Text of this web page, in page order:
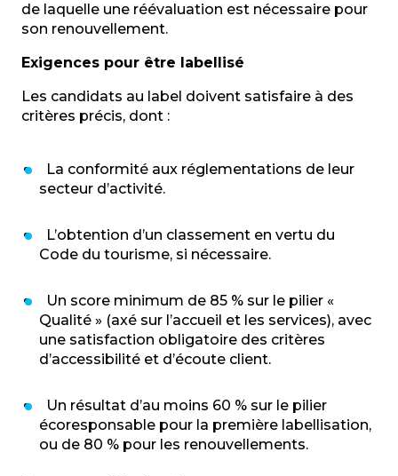
de laquelle une réévaluation est nécessaire pour
son renouvellement.
Exigences pour être labellisé
Les candidats au label doivent satisfaire à des
critères précis, dont :
La conformité aux réglementations de leur
secteur d’activité.
L’obtention d’un classement en vertu du
Code du tourisme, si nécessaire.
Un score minimum de 85 % sur le pilier «
Qualité » (axé sur l’accueil et les services), avec
une satisfaction obligatoire des critères
d’accessibilité et d’écoute client.
Un résultat d’au moins 60 % sur le pilier
écoresponsable pour la première labellisation,
ou de 80 % pour les renouvellements.